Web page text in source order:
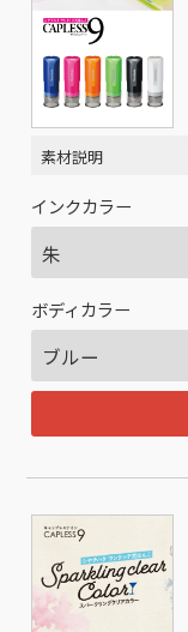
素材説明
インクカラー
ボディカラー